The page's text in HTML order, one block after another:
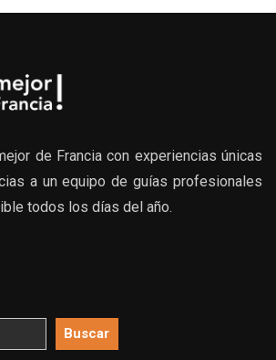
de Francia con experiencias únicas
a un equipo de guías profesionales
todos los días del año.
Buscar